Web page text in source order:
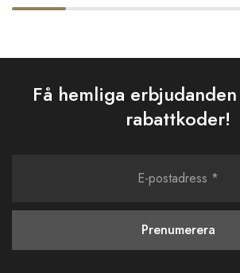
Få hemliga
rabattkoder!